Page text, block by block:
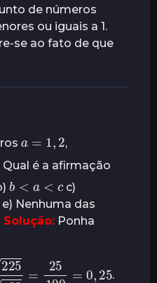
de números
ou iguais a 1.
se ao fato de que
1, 2
,
Qual é a afirmação
c)
e) Nenhuma das
Solução: Ponha
= 100 ,25
.